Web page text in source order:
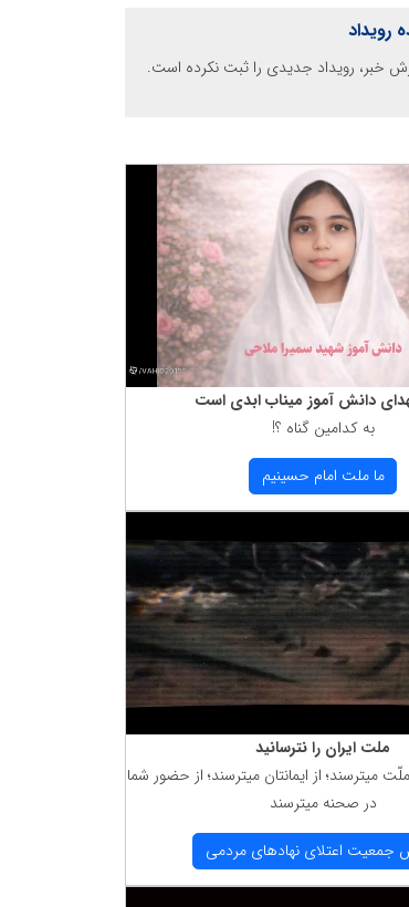
رویداد
خبر، رویداد جدیدی را ثبت نکرده است.
دانش آموز میناب ابدی است
به كدامین گناه ؟!
ما ملت امام حسینیم
ملت ایران را نترسانید
میترسند؛ از ایمانتان میترسند؛ از حضور شما
در صحنه میترسند
جمعیت اعتلای نهادهای مردمی